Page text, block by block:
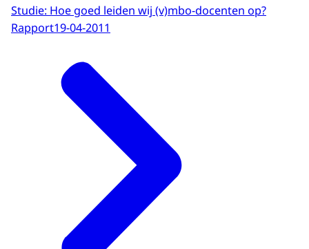
Studie: Hoe goed leiden wij (v)mbo-docenten op?
Rapport19-04-2011